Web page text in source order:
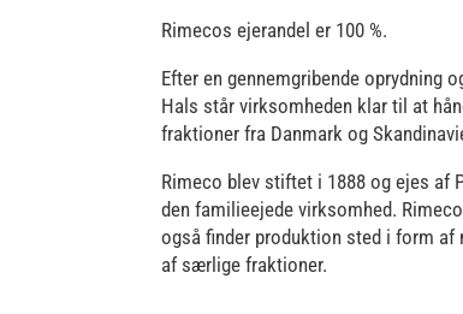
Rimecos ejerandel er 100 %.
Efter en gennemgribende oprydning
Hals står virksomheden klar til at
fraktioner fra Danmark og
Rimeco blev stiftet i 1888 og ejes af
den familieejede virksomhed.
også finder produktion sted i form
af særlige fraktioner.